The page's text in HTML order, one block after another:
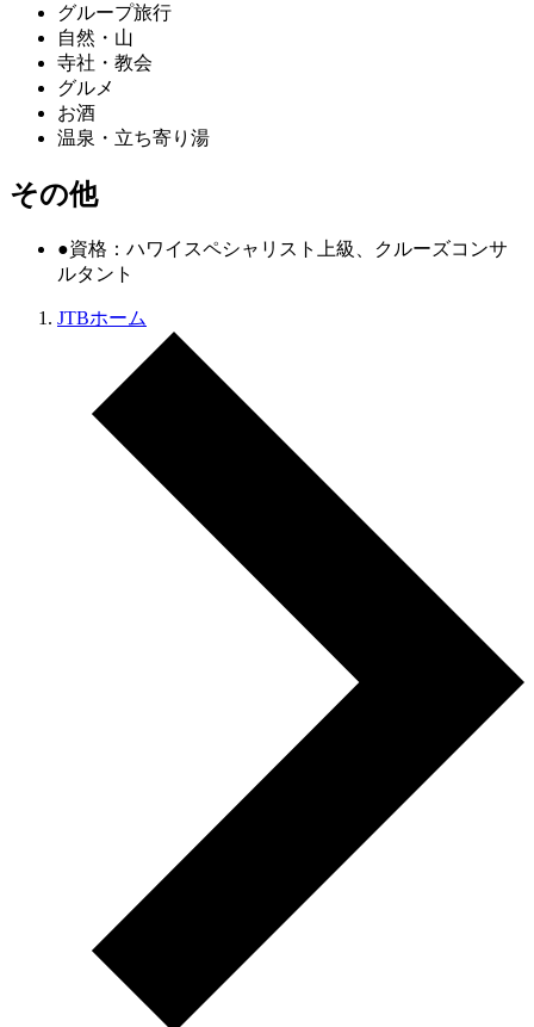
グループ旅行
自然・山
寺社・教会
グルメ
お酒
温泉・立ち寄り湯
その他
●資格：ハワイスペシャリスト上級、クルーズコンサ
ルタント
JTBホーム